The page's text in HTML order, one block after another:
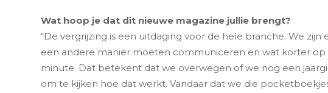
Wat hoop je dat dit nieuwe magazine jullie brengt?
“De vergrijzing is een uitdaging voor de hele branche. We
een andere manier moeten communiceren en wat korter op
minute. Dat betekent dat we overwegen of we nog een
om te kijken hoe dat werkt. Vandaar dat we die